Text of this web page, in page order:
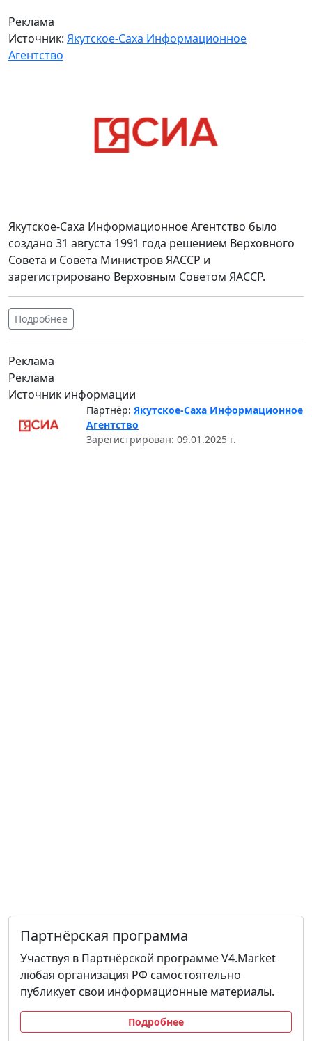
Реклама
Источник: Якутское-Саха Информационное
Агентство
Якутское-Саха Информационное Агентство было
создано 31 августа 1991 года решением Верховного
Совета и Совета Министров ЯАССР и
зарегистрировано Верховным Советом ЯАССР.
Подробнее
Реклама
Реклама
Источник информации
Партнёр: Якутское-Саха Информационное
Агентство
Зарегистрирован: 09.01.2025 г.
Партнёрская программа
Участвуя в Партнёрской программе V4.Market
любая организация РФ самостоятельно
публикует свои информационные материалы.
Подробнее